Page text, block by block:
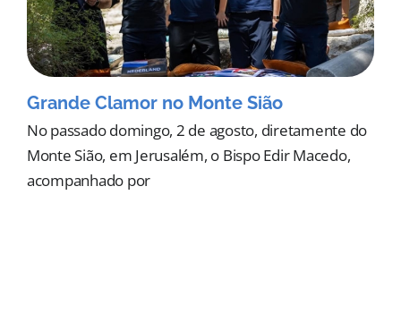
Grande Clamor no Monte Sião
No passado domingo, 2 de agosto, diretamente do
Monte Sião, em Jerusalém, o Bispo Edir Macedo,
acompanhado por